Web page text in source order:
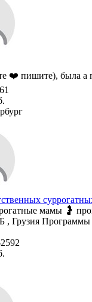
❤️ пишите), была а
мамы 🤰
, Грузия Программы